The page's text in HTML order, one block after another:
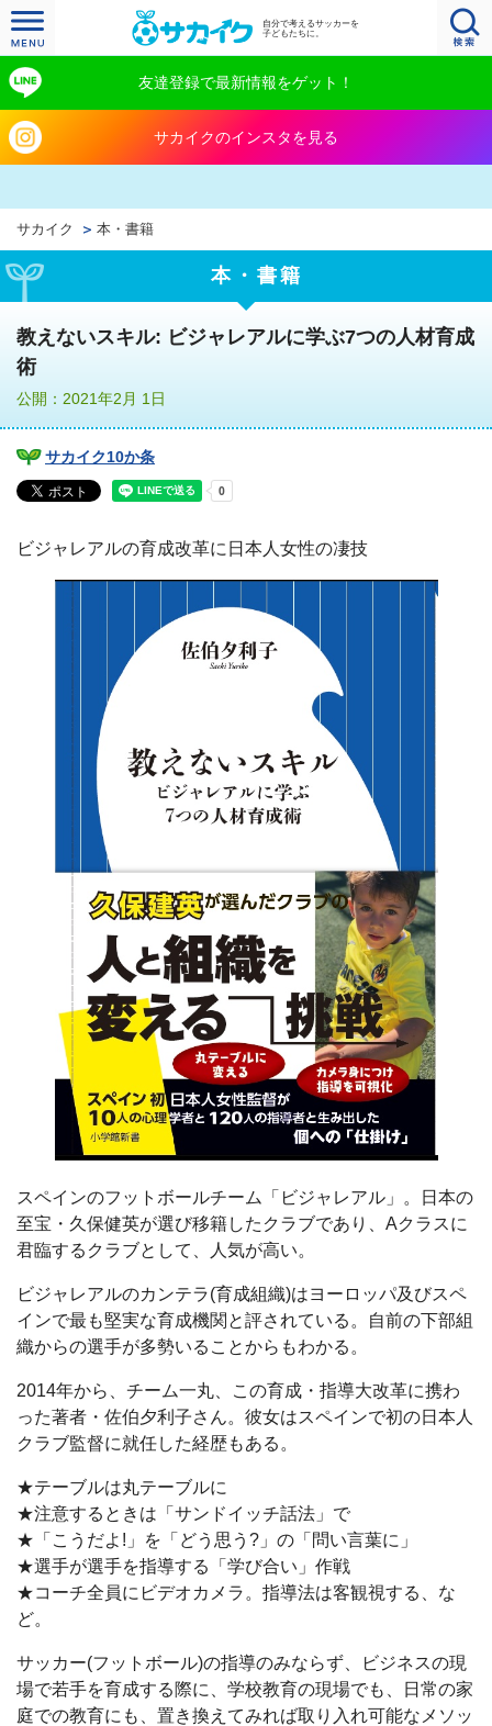
自分で考えるサッカーを
子どもたちに。
友達登録で最新情報をゲット！
サカイクのインスタを見る
サカイク 本・書籍
本・書籍
教えないスキル: ビジャレアルに学ぶ7つの人材育成
術
公開：2021年2月 1日
サカイク10か条
ビジャレアルの育成改革に日本人女性の凄技
スペインのフットボールチーム「ビジャレアル」。日本の
至宝・久保健英が選び移籍したクラブであり、Aクラスに
君臨するクラブとして、人気が高い。
ビジャレアルのカンテラ(育成組織)はヨーロッパ及びスペ
インで最も堅実な育成機関と評されている。自前の下部組
織からの選手が多勢いることからもわかる。
2014年から、チーム一丸、この育成・指導大改革に携わ
った著者・佐伯夕利子さん。彼女はスペインで初の日本人
クラブ監督に就任した経歴もある。
★テーブルは丸テーブルに
★注意するときは「サンドイッチ話法」で
★「こうだよ!」を「どう思う?」の「問い言葉に」
★選手が選手を指導する「学び合い」作戦
★コーチ全員にビデオカメラ。指導法は客観視する、な
ど。
サッカー(フットボール)の指導のみならず、ビジネスの現
場で若手を育成する際に、学校教育の現場でも、日常の家
庭での教育にも、置き換えてみれば取り入れ可能なメソッ